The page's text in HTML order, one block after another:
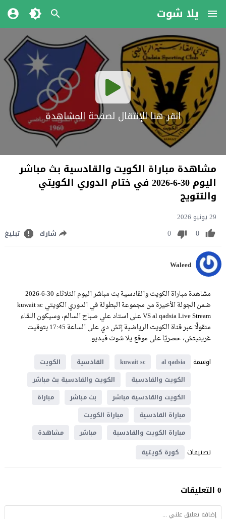
يلا شوت
انقر هنا للإنتقال لصفحة المشاهدة
مشاهدة مباراة الكويت والقادسية بث مباشر
اليوم 30-6-2026 في ختام الدوري الكويتي
والتتويج
29 يونيو 2026
0
0 شارك تبليغ
Waleed
مشاهدة مباراة الكويت والقادسية بث مباشر اليوم الثلاثاء 30-6-2026
ضمن الجولة الأخيرة من مجموعة البطولة في الدوري الكويتي kuwait sc
VS al qadsia Live Stream على استاد علي صباح السالم، وسيكون اللقاء
منقولًا عبر قناة الكويت الرياضية إتش دي على الساعة 17:45 بتوقيت
غرينيتش، حصريًا على موقع يلا شوت فيديو.
اوسمة
al qadsia
kuwait sc القادسية
الكويت
الكويت والقادسية
الكويت والقادسية بث مباشر
الكويت والقادسية مباشر
بث مباشر
مباراة
مباراة القادسية
مباراة الكويت
مباراة الكويت والقادسية
مباشر مشاهدة
تصنيفات كورة كويتية
0 التعليقات